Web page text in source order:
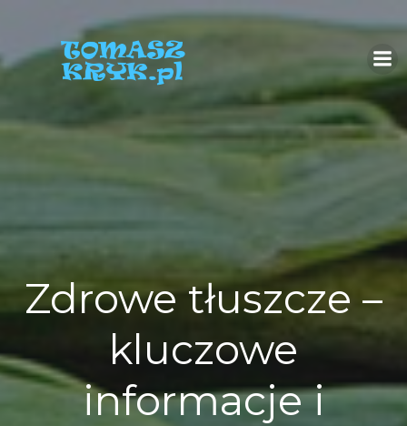
Skip
Zdrowe tłuszcze –
kluczowe
informacje i